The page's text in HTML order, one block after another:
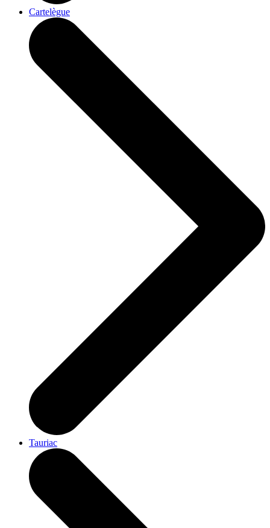
Cartelègue
Tauriac